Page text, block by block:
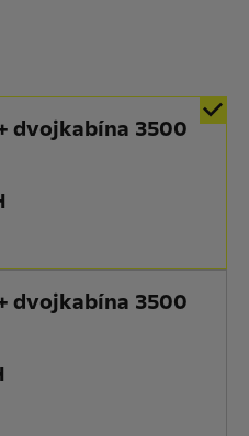
dvojkabína 3500
dvojkabína 3500